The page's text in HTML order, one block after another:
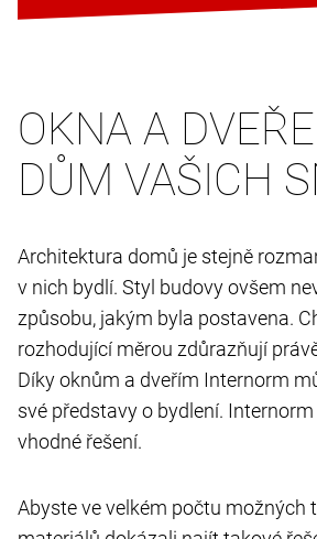
OKNA A
DŮM VAŠICH
Architektura domů je stejně
v nich bydlí. Styl budovy ovšem
způsobu, jakým byla postavena.
rozhodující měrou zdůrazňují
Díky oknům a dveřím Internorm
své představy o bydlení.
vhodné řešení.
Abyste ve velkém počtu možných